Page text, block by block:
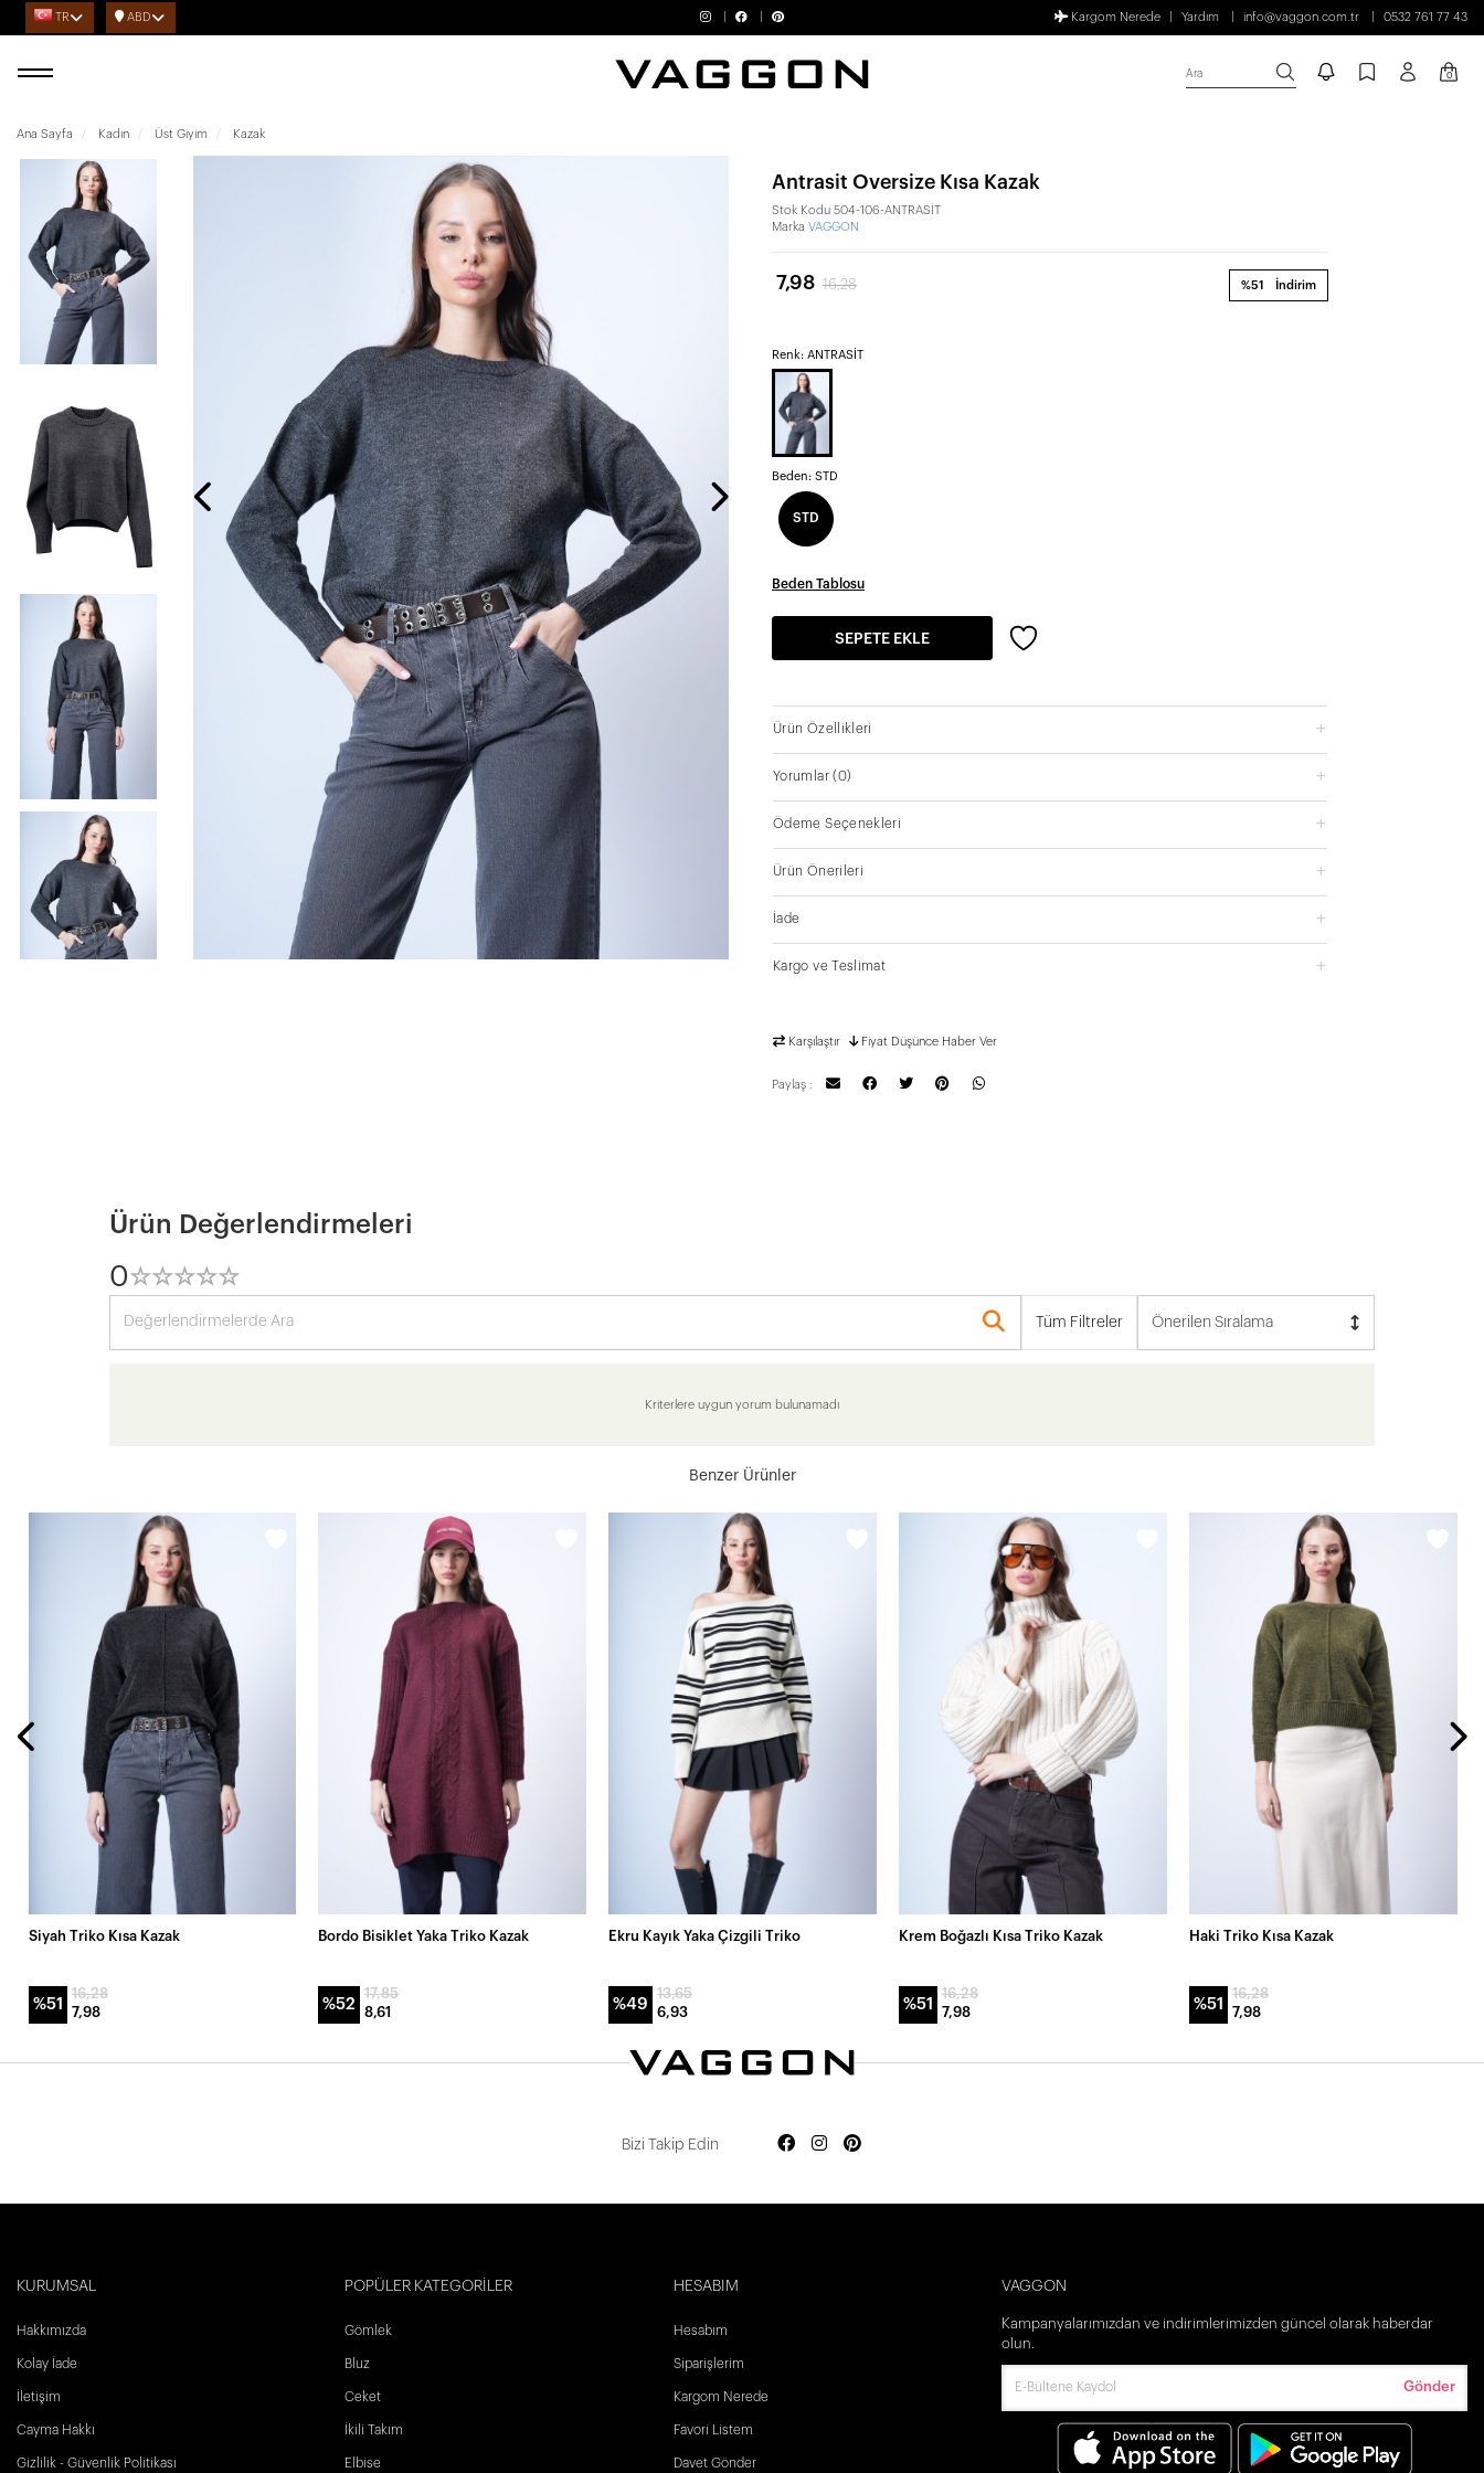
TR ABD Kargom Nerede Yardım info@vaggon.com.tr 0532 761 77 43
Ara 0
Ana Sayfa Kadın Üst Giyim Kazak
Antrasit Oversize Kısa Kazak
Stok Kodu 504-106-ANTRASİT
Marka VAGGON
%51 İndirim
7,98 16,28
Renk: ANTRASİT
Beden: STD
STD
Beden Tablosu
SEPETE EKLE
Ürün Özellikleri
Yorumlar(0)
Ödeme Seçenekleri
Ürün Önerileri
İade
Kargo ve Teslimat
Karşılaştır Fiyat Düşünce Haber Ver
Paylaş :
Ürün Değerlendirmeleri
0☆☆☆☆☆
★★★★★
Tüm Filtreler Önerilen Sıralama
Kriterlere uygun yorum bulunamadı
Benzer Ürünler
Siyah Triko Kısa Kazak
%51
16,28
7,98
Bordo Bisiklet Yaka Triko Kazak
%52
17,85
8,61
Ekru Kayık Yaka Çizgili Triko
%49
13,65
6,93
Krem Boğazlı Kısa Triko Kazak
%51
16,28
7,98
Haki Triko Kısa Kazak
%51
16,28
7,98
Bizi Takip Edin
KURUMSAL
Hakkımızda
Kolay İade
İletişim
Cayma Hakkı
Gizlilik - Güvenlik Politikası
POPÜLER KATEGORİLER
Gömlek
Bluz
Ceket
İkili Takım
Elbise
HESABIM
Hesabım
Siparişlerim
Kargom Nerede
Favori Listem
Davet Gönder
VAGGON
Kampanyalarımızdan ve indirimlerimizden güncel olarak haberdar
olun.
Gönder